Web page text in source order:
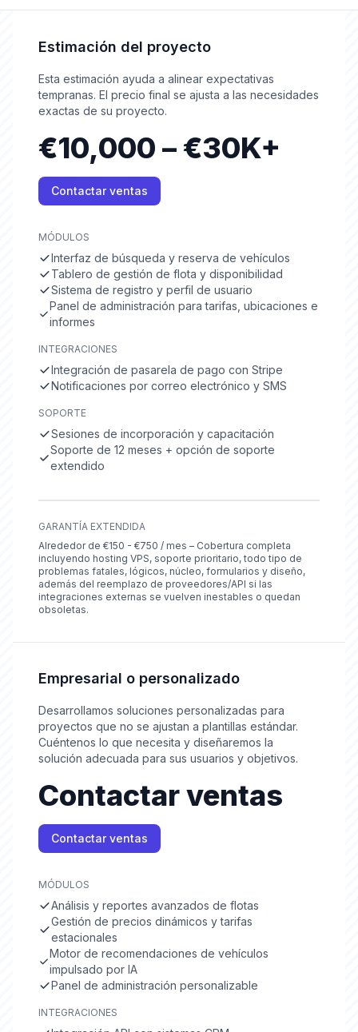
Estimación del proyecto
Esta estimación ayuda a alinear expectativas
tempranas. El precio final se ajusta a las necesidades
exactas de su proyecto.
€10,000 – €30K+
Contactar ventas
MÓDULOS
Interfaz de búsqueda y reserva de vehículos
Tablero de gestión de flota y disponibilidad
Sistema de registro y perfil de usuario
Panel de administración para tarifas, ubicaciones e
informes
INTEGRACIONES
Integración de pasarela de pago con Stripe
Notificaciones por correo electrónico y SMS
SOPORTE
Sesiones de incorporación y capacitación
Soporte de 12 meses + opción de soporte
extendido
GARANTÍA EXTENDIDA
Alrededor de €150 - €750 / mes – Cobertura completa
incluyendo hosting VPS, soporte prioritario, todo tipo de
problemas fatales, lógicos, núcleo, formularios y diseño,
además del reemplazo de proveedores/API si las
integraciones externas se vuelven inestables o quedan
obsoletas.
Empresarial o personalizado
Desarrollamos soluciones personalizadas para
proyectos que no se ajustan a plantillas estándar.
Cuéntenos lo que necesita y diseñaremos la
solución adecuada para sus usuarios y objetivos.
Contactar ventas
Contactar ventas
MÓDULOS
Análisis y reportes avanzados de flotas
Gestión de precios dinámicos y tarifas
estacionales
Motor de recomendaciones de vehículos
impulsado por IA
Panel de administración personalizable
INTEGRACIONES